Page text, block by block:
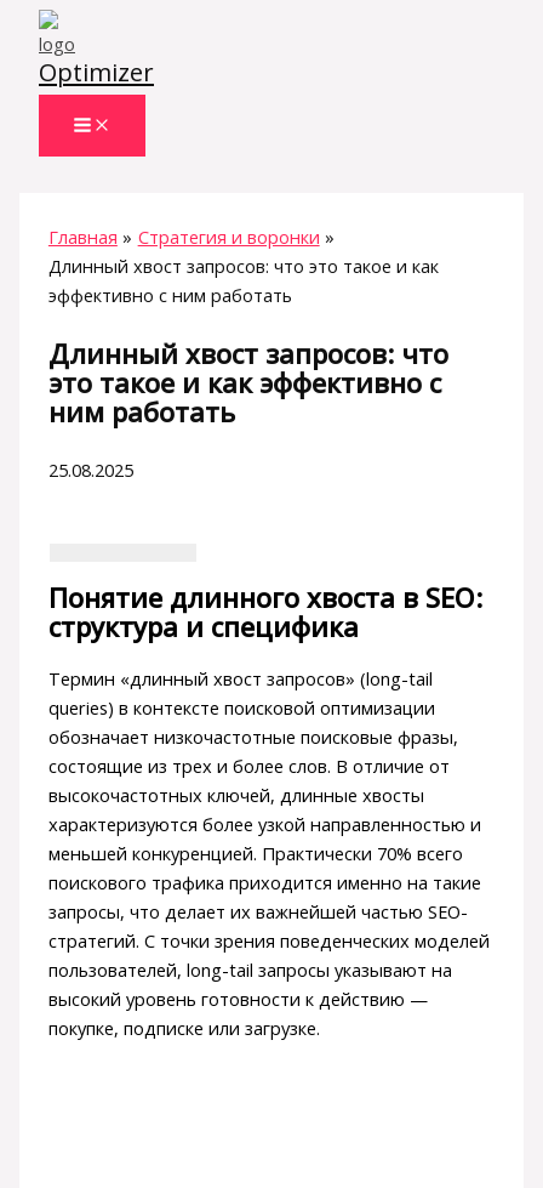
Перейти
содержимому
Optimizer
Главная
Стратегия и воронки
Длинный хвост запросов: что это такое и как
эффективно с ним работать
Длинный хвост запросов: что
это такое и как эффективно с
ним работать
25.08.2025
Понятие длинного хвоста в SEO:
структура и специфика
Термин «длинный хвост запросов» (long-tail
queries) в контексте поисковой оптимизации
обозначает низкочастотные поисковые фразы,
состоящие из трех и более слов. В отличие от
высокочастотных ключей, длинные хвосты
характеризуются более узкой направленностью и
меньшей конкуренцией. Практически 70% всего
поискового трафика приходится именно на такие
запросы, что делает их важнейшей частью SEO-
стратегий. С точки зрения поведенческих моделей
пользователей, long-tail запросы указывают на
высокий уровень готовности к действию —
покупке, подписке или загрузке.